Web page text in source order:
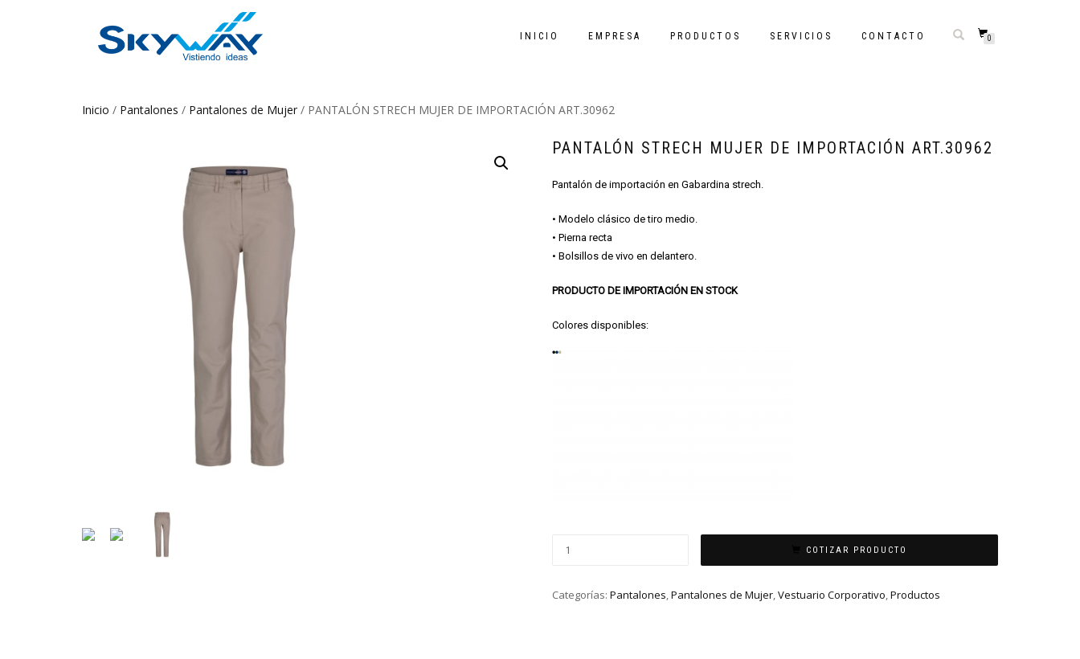
INICIO EMPRESA PRODUCTOS SERVICIOS CONTACTO 0
Inicio / Pantalones / Pantalones de Mujer / PANTALÓN STRECH MUJER DE IMPORTACIÓN ART.30962
PANTALÓN STRECH MUJER DE IMPORTACIÓN ART.30962
Pantalón de importación en Gabardina strech.
• Modelo clásico de tiro medio.
• Pierna recta
• Bolsillos de vivo en delantero.
PRODUCTO DE IMPORTACIÓN EN STOCK
Colores disponibles:
COTIZAR PRODUCTO
Categorías: Pantalones,Pantalones de Mujer,Vestuario Corporativo,Productos